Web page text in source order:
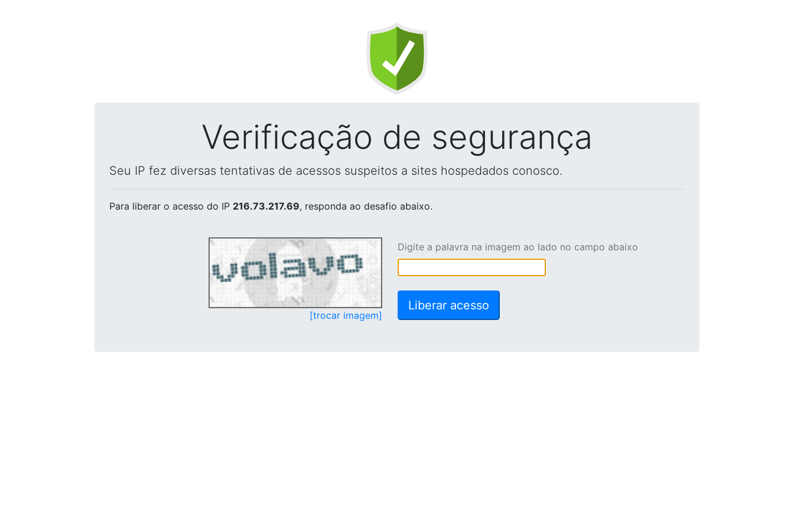
Verificação de segurança
Seu IP fez diversas tentativas de acessos suspeitos a sites hospedados conosco.
Para liberar o acesso do IP 216.73.217.69, responda ao desafio abaixo.
[trocar imagem]
Digite a palavra na imagem ao lado no campo abaixo